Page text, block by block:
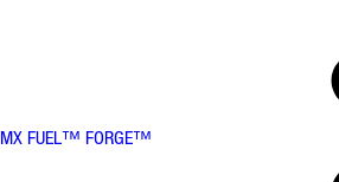
MX FUEL™ FORGE™